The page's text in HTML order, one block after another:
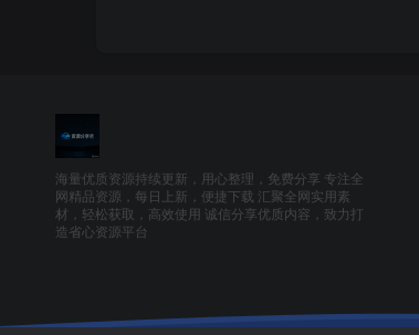
海量优质资源持续更新，用心整理，免费分享 专注全
网精品资源，每日上新，便捷下载 汇聚全网实用素
材，轻松获取，高效使用 诚信分享优质内容，致力打
造省心资源平台